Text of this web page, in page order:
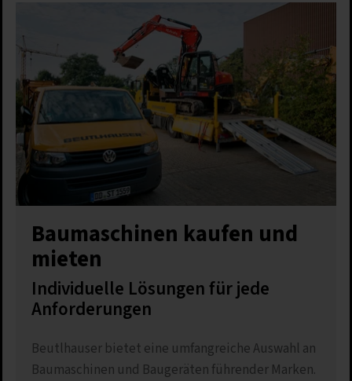
Baumaschinen kaufen und
mieten
Individuelle Lösungen für jede
Anforderungen
Beutlhauser bietet eine umfangreiche Auswahl an
Baumaschinen und Baugeräten führender Marken.